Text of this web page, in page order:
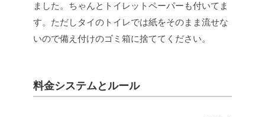
ました。ちゃんとトイレットペーパーも付いてま
す。ただしタイのトイレでは紙をそのまま流せな
いので備え付けのゴミ箱に捨ててください。
料金システムとルール